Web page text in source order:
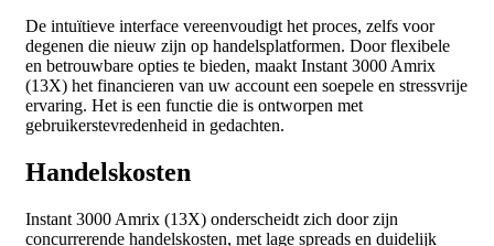
De intuïtieve interface vereenvoudigt het proces, zelfs voor
degenen die nieuw zijn op handelsplatformen. Door flexibele
en betrouwbare opties te bieden, maakt Instant 3000 Amrix
(13X) het financieren van uw account een soepele en stressvrije
ervaring. Het is een functie die is ontworpen met
gebruikerstevredenheid in gedachten.
Handelskosten
Instant 3000 Amrix (13X) onderscheidt zich door zijn
concurrerende handelskosten, met lage spreads en duidelijk